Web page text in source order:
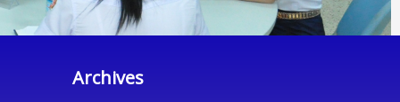
Archives